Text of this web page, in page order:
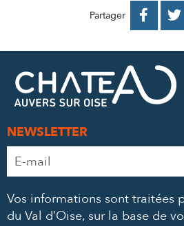
Partager  
NEWSLETTER
Adresse
e-
*
Vos informations sont traitées
du Val d’Oise, sur la base de